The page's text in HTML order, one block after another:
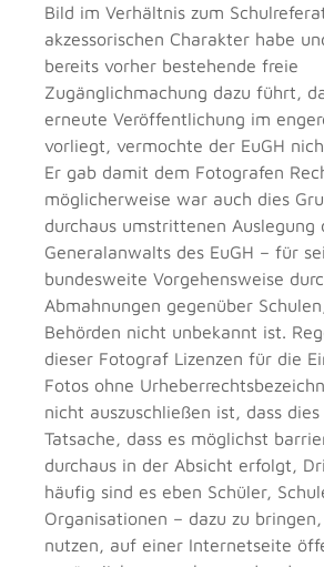
Bild im Verhältnis zum
akzessorischen Charakter habe
bereits vorher bestehende freie
Zugänglichmachung dazu führt,
erneute Veröffentlichung im
vorliegt, vermochte der EuGH
Er gab damit dem Fotografen
möglicherweise war auch dies
durchaus umstrittenen Auslegung
Generalanwalts des EuGH – für
bundesweite Vorgehensweise
Abmahnungen gegenüber
Behörden nicht unbekannt ist.
dieser Fotograf Lizenzen für die
Fotos ohne
nicht auszuschließen ist, dass
Tatsache, dass es möglichst
durchaus in der Absicht erfolgt,
häufig sind es eben Schüler,
Organisationen – dazu zu
nutzen, auf einer Internetseite